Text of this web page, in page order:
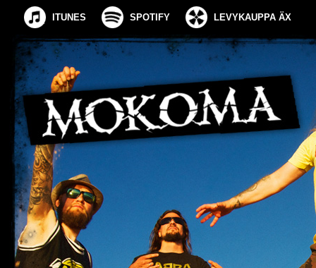
ITUNES SPOTIFY LEVYKAUPPA ÄX